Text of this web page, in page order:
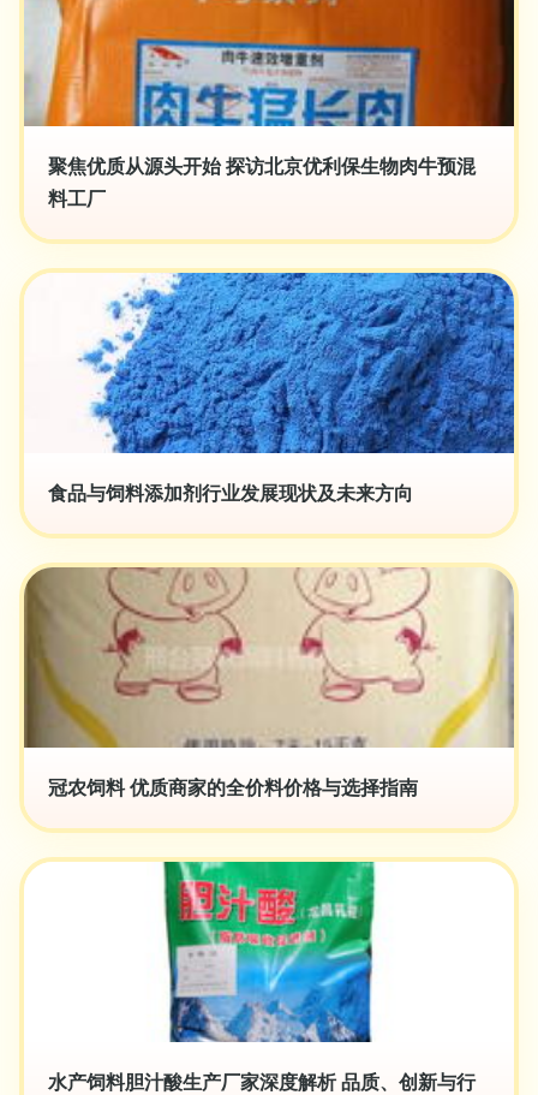
聚焦优质从源头开始 探访北京优利保生物肉牛预混
料工厂
食品与饲料添加剂行业发展现状及未来方向
冠农饲料 优质商家的全价料价格与选择指南
水产饲料胆汁酸生产厂家深度解析 品质、创新与行